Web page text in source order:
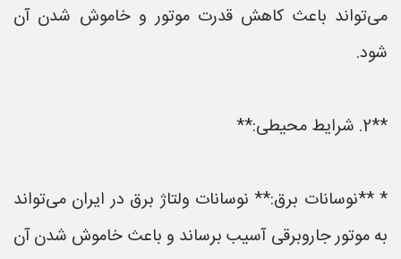
می‌تواند باعث کاهش قدرت موتور و خاموش شدن آن
شود.
**2. شرایط محیطی:**
* **نوسانات برق:** نوسانات ولتاژ برق در ایران می‌تواند
به موتور جاروبرقی آسیب برساند و باعث خاموش شدن آن